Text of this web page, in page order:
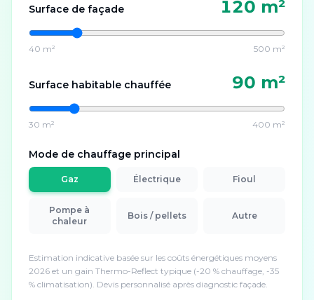
Surface de façade 120 m²
40 m² 500 m²
Surface habitable chauffée 90 m²
30 m² 400 m²
Mode de chauffage principal
Gaz Électrique Fioul
Pompe à
chaleur
Bois / pellets Autre
Estimation indicative basée sur les coûts énergétiques moyens
2026 et un gain Thermo-Reflect typique (-20 % chauffage, -35
% climatisation). Devis personnalisé après diagnostic façade.